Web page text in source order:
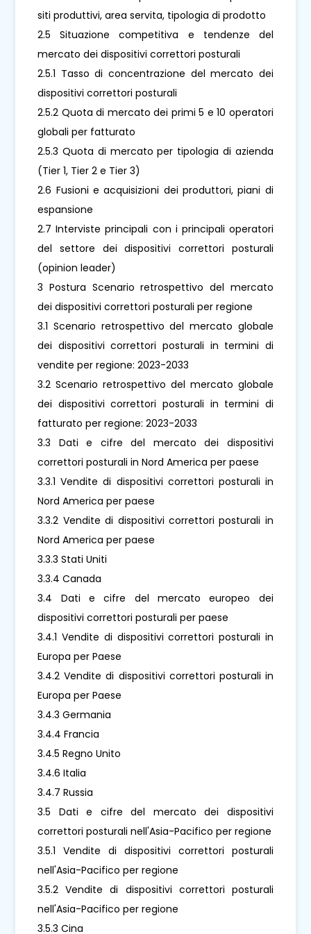
siti produttivi, area servita, tipologia di prodotto
2.5 Situazione competitiva e tendenze del
mercato dei dispositivi correttori posturali
2.5.1 Tasso di concentrazione del mercato dei
dispositivi correttori posturali
2.5.2 Quota di mercato dei primi 5 e 10 operatori
globali per fatturato
2.5.3 Quota di mercato per tipologia di azienda
(Tier 1, Tier 2 e Tier 3)
2.6 Fusioni e acquisizioni dei produttori, piani di
espansione
2.7 Interviste principali con i principali operatori
del settore dei dispositivi correttori posturali
(opinion leader)
3 Postura Scenario retrospettivo del mercato
dei dispositivi correttori posturali per regione
3.1 Scenario retrospettivo del mercato globale
dei dispositivi correttori posturali in termini di
vendite per regione: 2023-2033
3.2 Scenario retrospettivo del mercato globale
dei dispositivi correttori posturali in termini di
fatturato per regione: 2023-2033
3.3 Dati e cifre del mercato dei dispositivi
correttori posturali in Nord America per paese
3.3.1 Vendite di dispositivi correttori posturali in
Nord America per paese
3.3.2 Vendite di dispositivi correttori posturali in
Nord America per paese
3.3.3 Stati Uniti
3.3.4 Canada
3.4 Dati e cifre del mercato europeo dei
dispositivi correttori posturali per paese
3.4.1 Vendite di dispositivi correttori posturali in
Europa per Paese
3.4.2 Vendite di dispositivi correttori posturali in
Europa per Paese
3.4.3 Germania
3.4.4 Francia
3.4.5 Regno Unito
3.4.6 Italia
3.4.7 Russia
3.5 Dati e cifre del mercato dei dispositivi
correttori posturali nell'Asia-Pacifico per regione
3.5.1 Vendite di dispositivi correttori posturali
nell'Asia-Pacifico per regione
3.5.2 Vendite di dispositivi correttori posturali
nell'Asia-Pacifico per regione
3.5.3 Cina